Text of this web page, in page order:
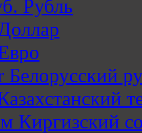
Рубль
Белорусский
Киргизский